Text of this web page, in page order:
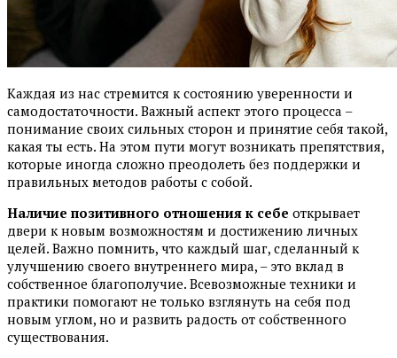
Каждая из нас стремится к состоянию уверенности и
самодостаточности. Важный аспект этого процесса –
понимание своих сильных сторон и принятие себя такой,
какая ты есть. На этом пути могут возникать препятствия,
которые иногда сложно преодолеть без поддержки и
правильных методов работы с собой.
Наличие позитивного отношения к себе открывает
двери к новым возможностям и достижению личных
целей. Важно помнить, что каждый шаг, сделанный к
улучшению своего внутреннего мира, – это вклад в
собственное благополучие. Всевозможные техники и
практики помогают не только взглянуть на себя под
новым углом, но и развить радость от собственного
существования.